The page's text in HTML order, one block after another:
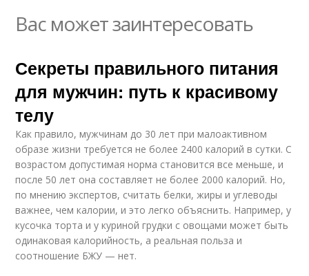
Вас может заинтересовать
Секреты правильного питания
для мужчин: путь к красивому
телу
Как правило, мужчинам до 30 лет при малоактивном
образе жизни требуется не более 2400 калорий в сутки. С
возрастом допустимая норма становится все меньше, и
после 50 лет она составляет не более 2000 калорий. Но,
по мнению экспертов, считать белки, жиры и углеводы
важнее, чем калории, и это легко объяснить. Например, у
кусочка торта и у куриной грудки с овощами может быть
одинаковая калорийность, а реальная польза и
соотношение БЖУ — нет.